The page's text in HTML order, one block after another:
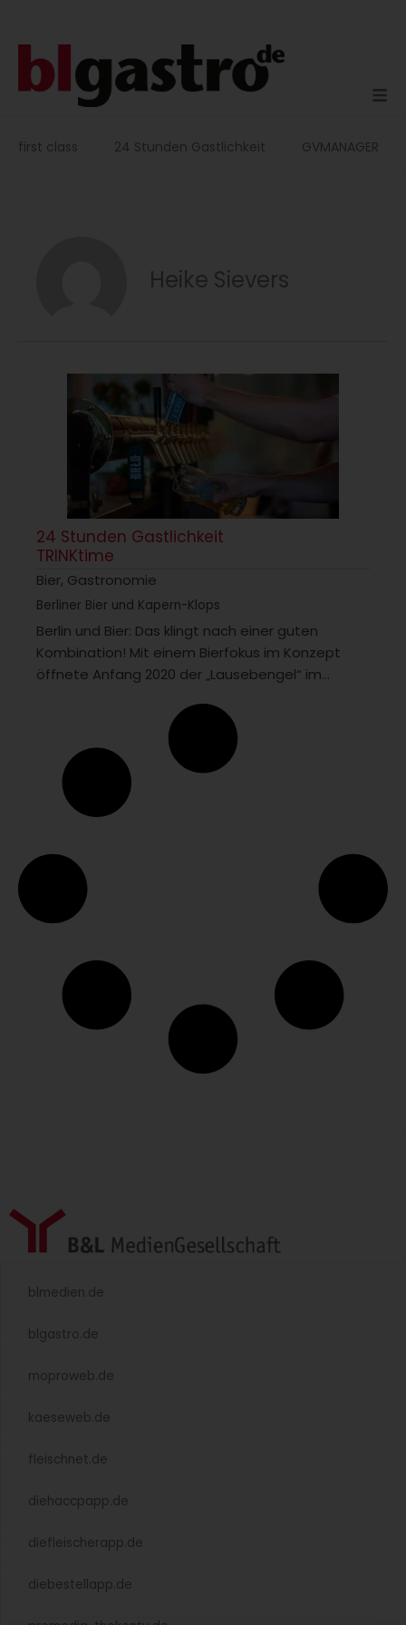
first class 24 Stunden Gastlichkeit GVMANAGER
Heike Sievers
24 Stunden Gastlichkeit
TRINKtime
Bier, Gastronomie
Berliner Bier und Kapern-Klops
Berlin und Bier: Das klingt nach einer guten
Kombination! Mit einem Bierfokus im Konzept
öffnete Anfang 2020 der „Lausebengel“ im...
blmedien.de
blgastro.de
moproweb.de
kaeseweb.de
fleischnet.de
diehaccpapp.de
diefleischerapp.de
diebestellapp.de